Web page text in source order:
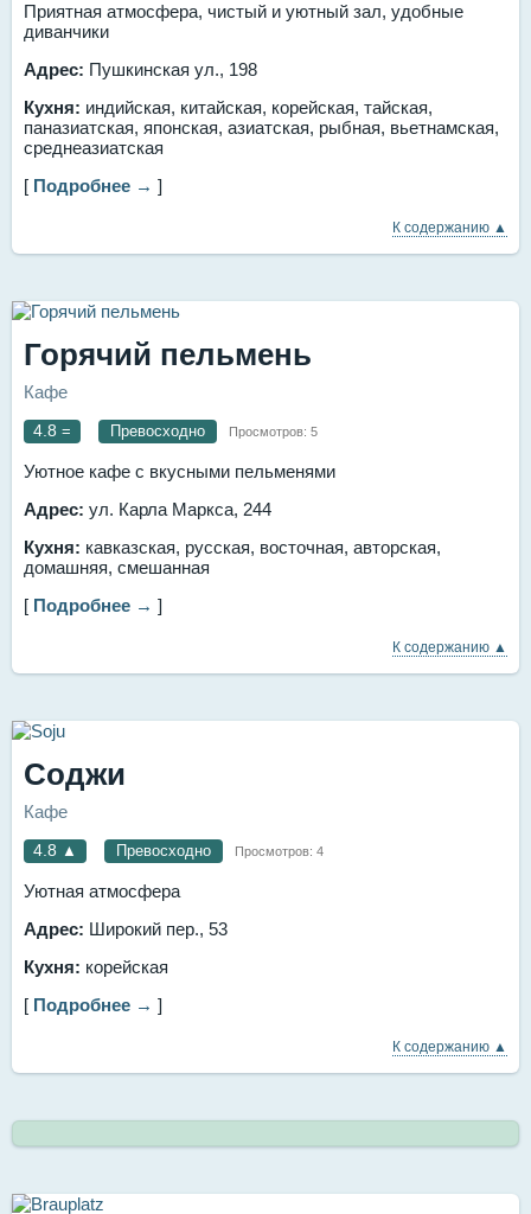
Приятная атмосфера, чистый и уютный зал, удобные
диванчики
Адрес: Пушкинская ул., 198
Кухня: индийская, китайская, корейская, тайская,
паназиатская, японская, азиатская, рыбная, вьетнамская,
среднеазиатская
[ Подробнее → ]
К содержанию ▲
Горячий пельмень
Кафе
4.8 = Превосходно Просмотров: 5
Уютное кафе с вкусными пельменями
Адрес: ул. Карла Маркса, 244
Кухня: кавказская, русская, восточная, авторская,
домашняя, смешанная
[ Подробнее → ]
К содержанию ▲
Соджи
Кафе
4.8 ▲ Превосходно Просмотров: 4
Уютная атмосфера
Адрес: Широкий пер., 53
Кухня: корейская
[ Подробнее → ]
К содержанию ▲